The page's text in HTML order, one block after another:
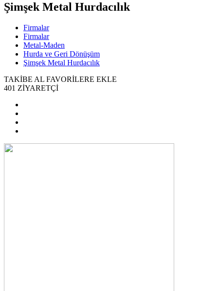
Şimşek Metal Hurdacılık
Firmalar
Firmalar
Metal-Maden
Hurda ve Geri Dönüşüm
Şimşek Metal Hurdacılık
TAKİBE AL FAVORİLERE EKLE
401 ZİYARETÇİ